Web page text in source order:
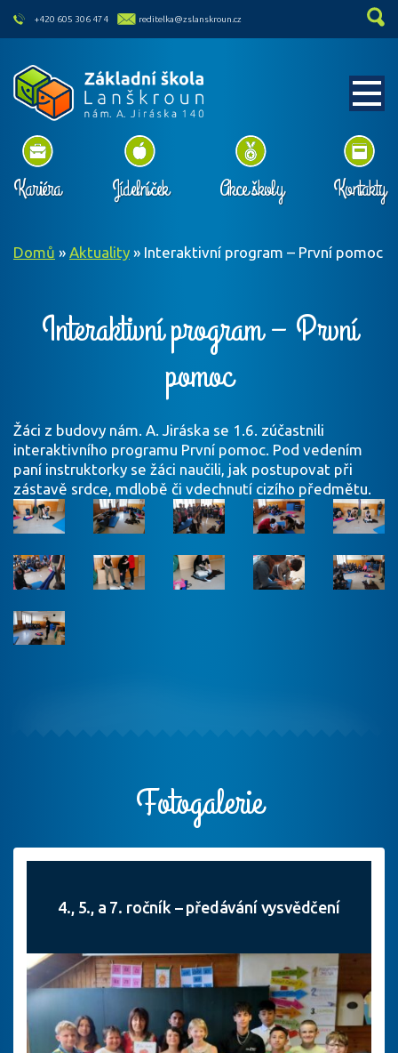
skip to main content
+420 605 306 474 reditelka@zslanskroun.cz
Kariéra Jídelníček Akce školy Kontakty
Domů » Aktuality » Interaktivní program – První pomoc
Interaktivní program – První
pomoc
Žáci z budovy nám. A. Jiráska se 1.6. zúčastnili
interaktivního programu První pomoc. Pod vedením
paní instruktorky se žáci naučili, jak postupovat při
zástavě srdce, mdlobě či vdechnutí cizího předmětu.
Fotogalerie
4., 5., a 7. ročník – předávání vysvědčení